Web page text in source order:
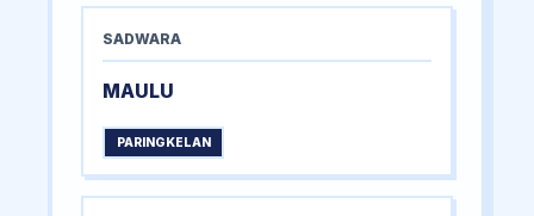
SADWARA
MAULU
PARINGKELAN